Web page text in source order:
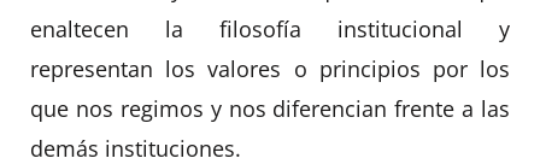
enaltecen la filosofía institucional y
representan los valores o principios por los
que nos regimos y nos diferencian frente a las
demás instituciones.